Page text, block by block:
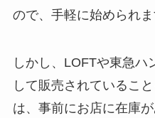
ので、手軽に始められま
しかし、LOFTや東急ハ
して販売されているこ
は、事前にお店に在庫